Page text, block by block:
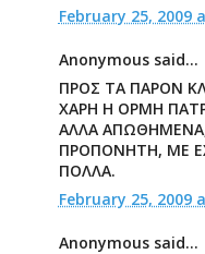
February 25, 2009
Anonymous said...
ΠΡΟΣ ΤΑ ΠΑΡΟΝ
ΧΑΡΗ Η ΟΡΜΗ
ΑΛΛΑ ΑΠΩΘΗΜΕΝΑ,
ΠΡΟΠΟΝΗΤΗ, ΜΕ
ΠΟΛΛΑ.
February 25, 2009
Anonymous said...